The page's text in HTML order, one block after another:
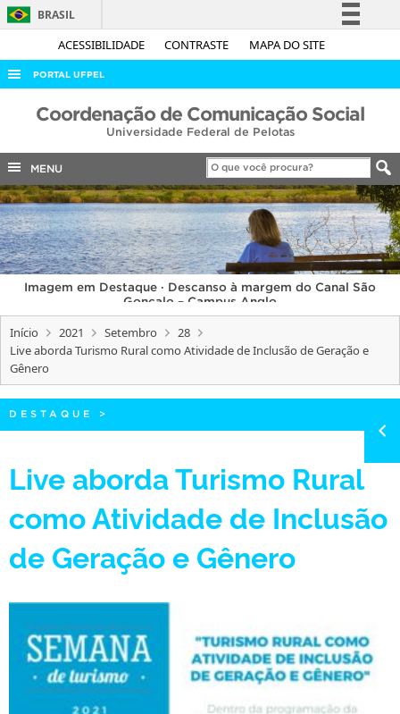
ACESSIBILIDADE CONTRASTE MAPA DO SITE
BRASIL
Simplifique!
Acesso à informação
Legislação
Canais
PORTAL UFPEL
ACESSO À INFORMAÇÃO
COBALTO
CONCURSOS
EDITAIS
INTERNACIONAL
OUVIDORIA
PORTARIAS
TELEFONES
Coordenação de Comunicação Social
Universidade Federal de Pelotas
MENU
Imagem em Destaque · Descanso à margem do Canal São
Gonçalo – Campus Anglo
Início 2021 Setembro
28
Live aborda Turismo Rural como Atividade de Inclusão de Geração e
Gênero
DESTAQUE >
Live aborda Turismo Rural
como Atividade de Inclusão
de Geração e Gênero